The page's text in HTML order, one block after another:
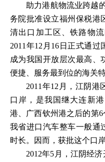
助力港航物流业跨越
务院批准设立福州保税港
清出口加工区、铁路物
2011年12月16日正式通
成为我国开放层次最高、
便捷、服务最到位的海关
2011年12月，江阴港
口岸，是我国继大连新
港、广西钦州港之后的第
我省进口汽车整车一般通
时长。因而，获批这个口
2012年5月，江阴经